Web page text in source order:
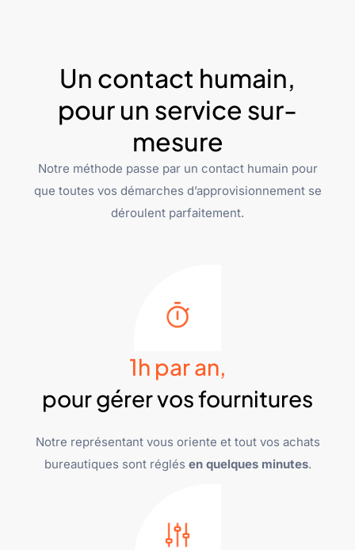
Un contact humain,
pour un service sur-
mesure
Notre méthode passe par un contact humain pour
que toutes vos démarches d’approvisionnement se
déroulent parfaitement.
1h par an,
pour gérer vos fournitures
Notre représentant vous oriente et tout vos achats
bureautiques sont réglés en quelques minutes.